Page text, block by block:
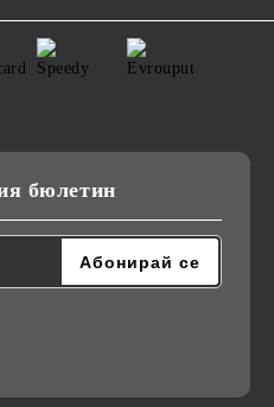
бюлетин